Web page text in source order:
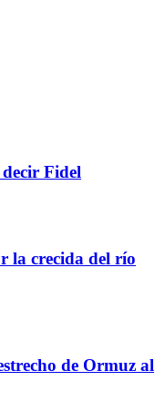
Fidel
la crecida del río
de Ormuz al